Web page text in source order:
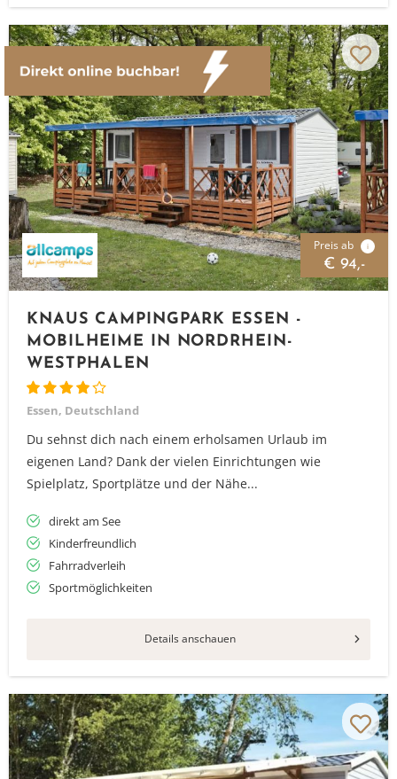
Preis ab i
€ 94,-
KNAUS CAMPINGPARK ESSEN -
MOBILHEIME IN NORDRHEIN-
WESTPHALEN
Essen, Deutschland
Du sehnst dich nach einem erholsamen Urlaub im
eigenen Land? Dank der vielen Einrichtungen wie
Spielplatz, Sportplätze und der Nähe...
direkt am See
Kinderfreundlich
Fahrradverleih
Sportmöglichkeiten
Details anschauen